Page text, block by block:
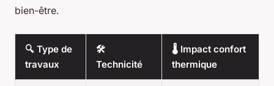
bien-être.
🔍 Type de
travaux
🛠️
Technicité
🌡️ Impact confort
thermique